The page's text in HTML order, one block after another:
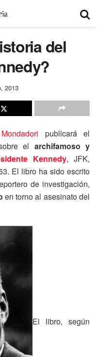
del
2013
publicará el
el archifamoso y
Kennedy, JFK,
El libro ha sido escrito
de investigación,
en torno al asesinato del
El libro, según